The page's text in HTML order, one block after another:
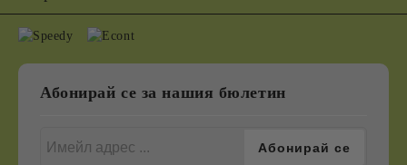
Абонирай се за нашия бюлетин